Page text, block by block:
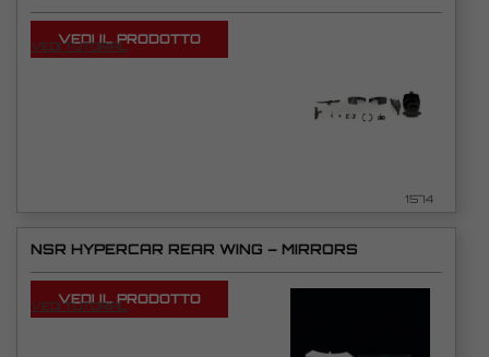
VEDI TUTORIAL
VEDI IL PRODOTTO
1574
NSR HYPERCAR REAR WING – MIRRORS
VEDI TUTORIAL
VEDI IL PRODOTTO